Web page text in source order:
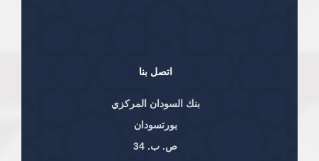
اتصل بنا
بنك السودان المركزي
بورتسودان
ص. ب. 34